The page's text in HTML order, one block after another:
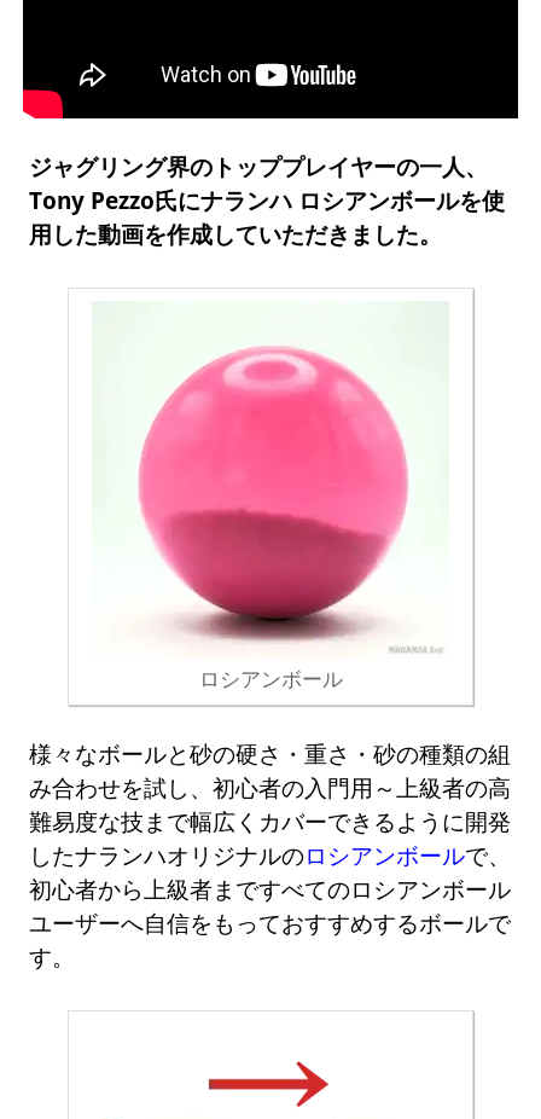
ジャグリング界のトッププレイヤーの一人、
Tony Pezzo氏にナランハ ロシアンボールを使
用した動画を作成していただきました。
ロシアンボール
様々なボールと砂の硬さ・重さ・砂の種類の組
み合わせを試し、初心者の入門用～上級者の高
難易度な技まで幅広くカバーできるように開発
したナランハオリジナルのロシアンボールで、
初心者から上級者まですべてのロシアンボール
ユーザーへ自信をもっておすすめするボールで
す。